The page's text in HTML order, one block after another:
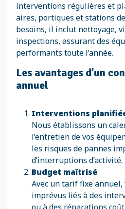
interventions régulières et
aires, portiques et stations
besoins, il inclut nettoyage,
inspections, assurant des
performants toute l’année.
Les avantages d’un
annuel
Interventions
Nous établissons un
l’entretien de vos
les risques de pannes
d’interruptions d’activité.
Budget maîtrisé
Avec un tarif fixe annuel,
imprévus liés à des